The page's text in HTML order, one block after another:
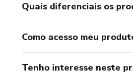
Quais diferenciais os
Como acesso meu
Tenho interesse neste